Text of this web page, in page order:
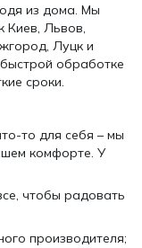
из дома. Мы
Киев, Львов,
Луцк и
обработке
сроки.
то для себя – мы
комфорте. У
чтобы радовать
производителя;